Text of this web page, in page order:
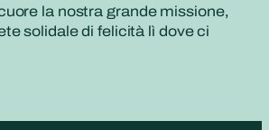
la nostra grande missione,
solidale di felicità lì dove ci